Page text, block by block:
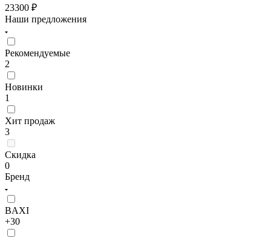
23300 ₽
Наши предложения
Рекомендуемые
2
Новинки
1
Хит продаж
3
Скидка
0
Бренд
BAXI
+30